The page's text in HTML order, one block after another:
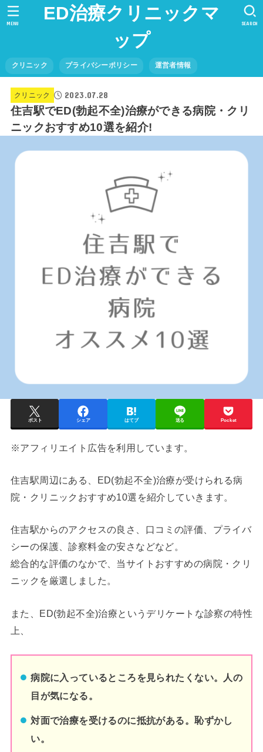
ED治療クリニックマ
ップ
クリニック プライバシーポリシー 運営者情報
SEARCH
MENU
クリニック 2023.07.28
住吉駅でED(勃起不全)治療ができる病院・クリ
ニックおすすめ10選を紹介!
ポスト シェア はてブ 送る Pocket
※アフィリエイト広告を利用しています。
住吉駅周辺にある、ED(勃起不全)治療が受けられる病
院・クリニックおすすめ10選を紹介していきます。
住吉駅からのアクセスの良さ、口コミの評価、プライバ
シーの保護、診察料金の安さなどなど。
総合的な評価のなかで、当サイトおすすめの病院・クリ
ニックを厳選しました。
また、ED(勃起不全)治療というデリケートな診察の特性
上、
病院に入っているところを見られたくない。人の
目が気になる。
対面で治療を受けるのに抵抗がある。恥ずかし
い。